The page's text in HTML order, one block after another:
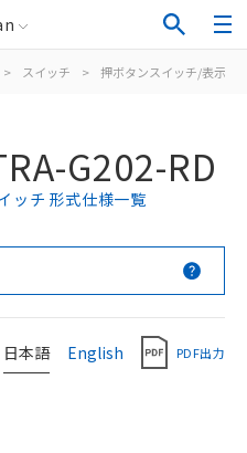
> スイッチ > 押ボタンスイッチ/表示灯
G202-RD
ッチ 形式仕様一覧
日本語 English PDF出力